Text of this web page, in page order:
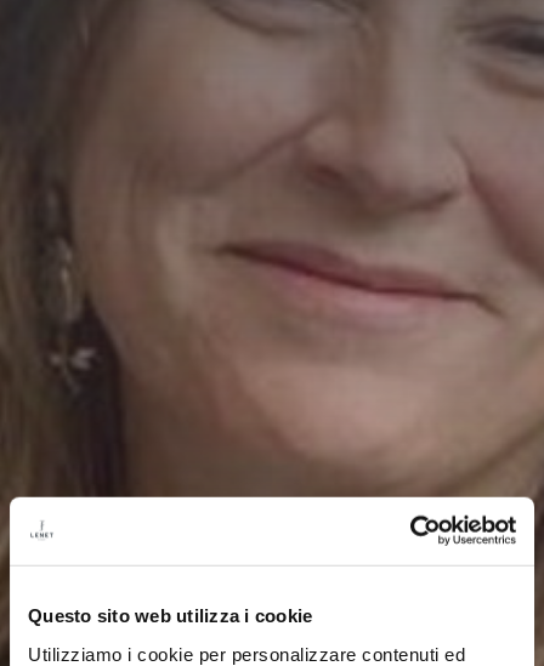
Questo sito web utilizza i cookie
Utilizziamo i cookie per personalizzare contenuti ed